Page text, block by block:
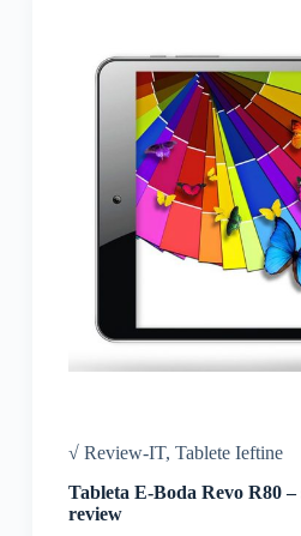
√ Review-IT, Tablete Ieftine
Tableta E-Boda Revo R80
review